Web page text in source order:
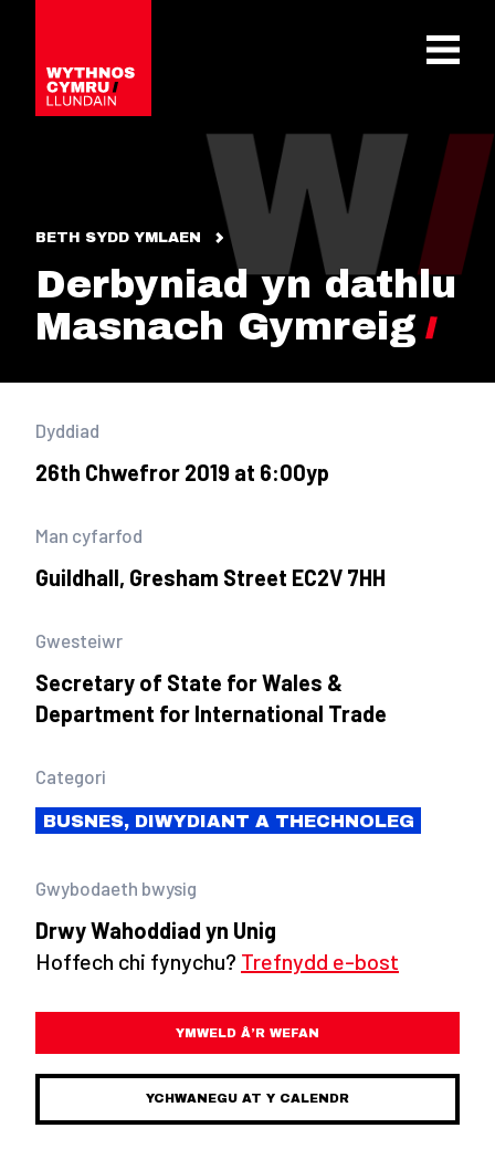
OPEN
BETH SYDD YMLAEN
Derbyniad yn dathlu
Masnach Gymreig
Dyddiad
26th Chwefror 2019 at 6:00yp
Man cyfarfod
Guildhall, Gresham Street EC2V 7HH
Gwesteiwr
Secretary of State for Wales &
Department for International Trade
Categori
BUSNES, DIWYDIANT A THECHNOLEG
Gwybodaeth bwysig
Drwy Wahoddiad yn Unig
Hoffech chi fynychu? Trefnydd e-bost
YMWELD Â’R WEFAN
YCHWANEGU AT Y CALENDR